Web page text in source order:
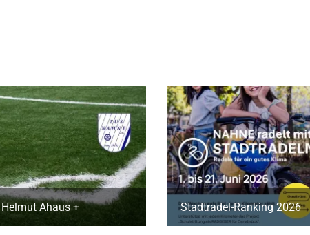
Helmut Ahaus + Stadtradel-Ranking 2026